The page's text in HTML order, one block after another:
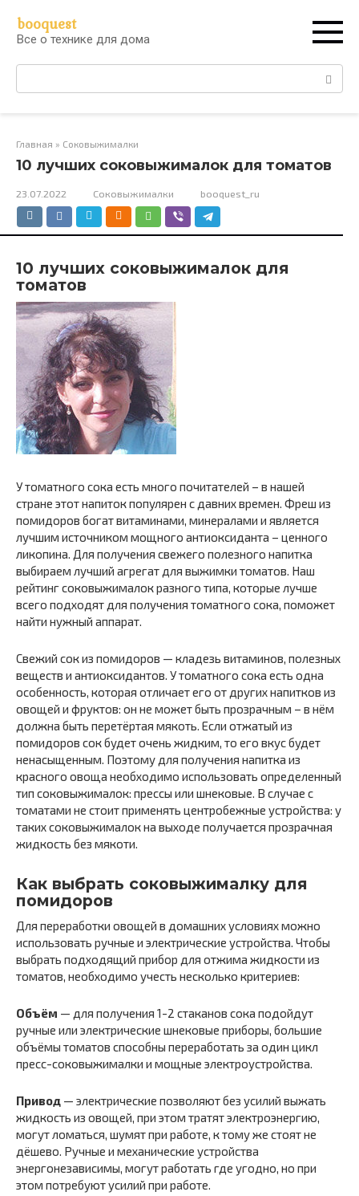
контенту
booquest
Все о технике для дома
Поиск:
Главная » Соковыжималки
10 лучших соковыжималок для томатов
23.07.2022 Соковыжималки booquest_ru
10 лучших соковыжималок для
томатов
У томатного сока есть много почитателей – в нашей
стране этот напиток популярен с давних времен. Фреш из
помидоров богат витаминами, минералами и является
лучшим источником мощного антиоксиданта – ценного
ликопина. Для получения свежего полезного напитка
выбираем лучший агрегат для выжимки томатов. Наш
рейтинг соковыжималок разного типа, которые лучше
всего подходят для получения томатного сока, поможет
найти нужный аппарат.
Свежий сок из помидоров — кладезь витаминов, полезных
веществ и антиоксидантов. У томатного сока есть одна
особенность, которая отличает его от других напитков из
овощей и фруктов: он не может быть прозрачным – в нём
должна быть перетёртая мякоть. Если отжатый из
помидоров сок будет очень жидким, то его вкус будет
ненасыщенным. Поэтому для получения напитка из
красного овоща необходимо использовать определенный
тип соковыжималок: прессы или шнековые. В случае с
томатами не стоит применять центробежные устройства: у
таких соковыжималок на выходе получается прозрачная
жидкость без мякоти.
Как выбрать соковыжималку для
помидоров
Для переработки овощей в домашних условиях можно
использовать ручные и электрические устройства. Чтобы
выбрать подходящий прибор для отжима жидкости из
томатов, необходимо учесть несколько критериев:
Объём — для получения 1-2 стаканов сока подойдут
ручные или электрические шнековые приборы, большие
объёмы томатов способны переработать за один цикл
пресс-соковыжималки и мощные электроустройства.
Привод — электрические позволяют без усилий выжать
жидкость из овощей, при этом тратят электроэнергию,
могут ломаться, шумят при работе, к тому же стоят не
дёшево. Ручные и механические устройства
энергонезависимы, могут работать где угодно, но при
этом потребуют усилий при работе.